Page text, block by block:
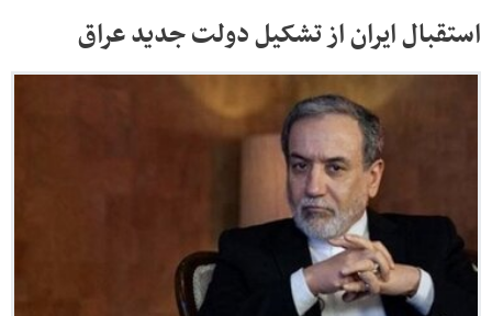
استقبال ایران از تشکیل دولت جدید عراق